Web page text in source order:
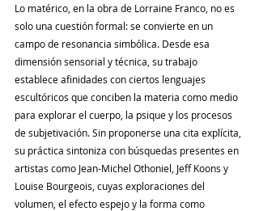
Lo matérico, en la obra de Lorraine Franco, no es
solo una cuestión formal: se convierte en un
campo de resonancia simbólica. Desde esa
dimensión sensorial y técnica, su trabajo
establece afinidades con ciertos lenguajes
escultóricos que conciben la materia como medio
para explorar el cuerpo, la psique y los procesos
de subjetivación. Sin proponerse una cita explícita,
su práctica sintoniza con búsquedas presentes en
artistas como Jean-Michel Othoniel, Jeff Koons y
Louise Bourgeois, cuyas exploraciones del
volumen, el efecto espejo y la forma como